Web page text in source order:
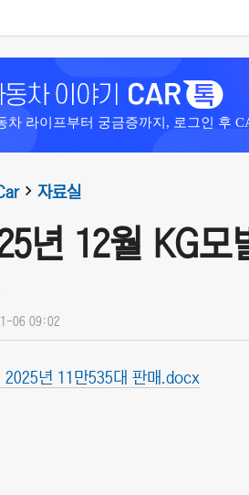
차 라이프부터 궁금증까지, 로그인 후
자료실
년 12월 KG
06 09:02
2025년 11만535대 판매.docx